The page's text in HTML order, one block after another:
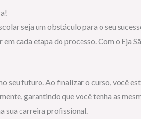
seja um obstáculo para o seu
cada etapa do processo. Com o Eja
seu futuro. Ao finalizar o curso, você
garantindo que você tenha as
sua carreira profissional.